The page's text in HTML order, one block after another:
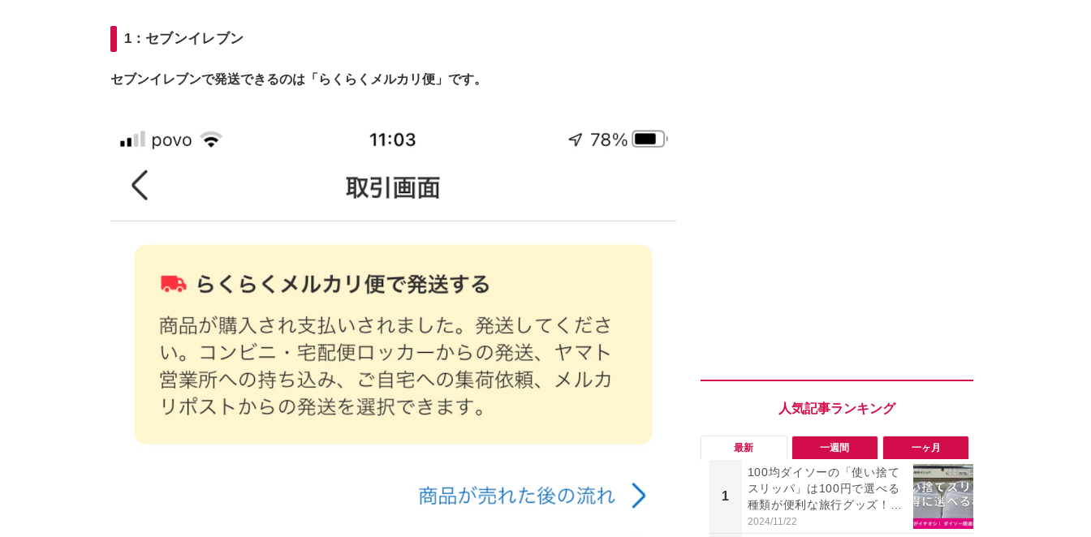
1：セブンイレブン
セブンイレブンで発送できるのは「らくらくメルカリ便」です。
最新 一週間 一ヶ月
1
100均ダイソーの「使い捨て
スリッパ」は100円で選べる
種類が便利な旅行グッズ！セ
リアとアマゾンとも比較
2024/11/22